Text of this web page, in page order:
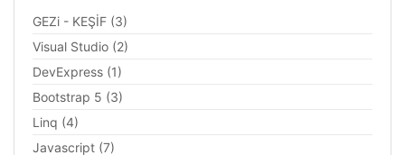
GEZi - KEŞİF (3)
Visual Studio (2)
DevExpress (1)
Bootstrap 5 (3)
Linq (4)
Javascript (7)